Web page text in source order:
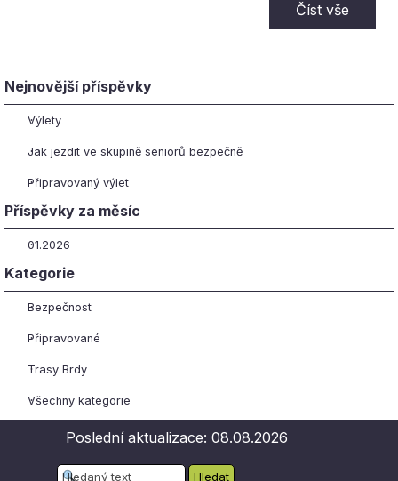
Číst vše
Přeskočit blok Nejnovější příspěvky
Nejnovější příspěvky
Výlety
Jak jezdit ve skupině seniorů bezpečně
Připravovaný výlet
Přeskočit blok Příspěvky za měsíc
Příspěvky za měsíc
01.2026
Přeskočit blok Kategorie
Kategorie
Bezpečnost
Připravované
Trasy Brdy
Všechny kategorie
Poslední aktualizace: 08.08.2026
Hledat